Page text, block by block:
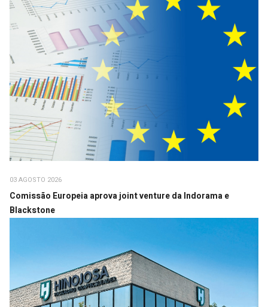
03 AGOSTO 2026
Comissão Europeia aprova joint venture da Indorama e
Blackstone